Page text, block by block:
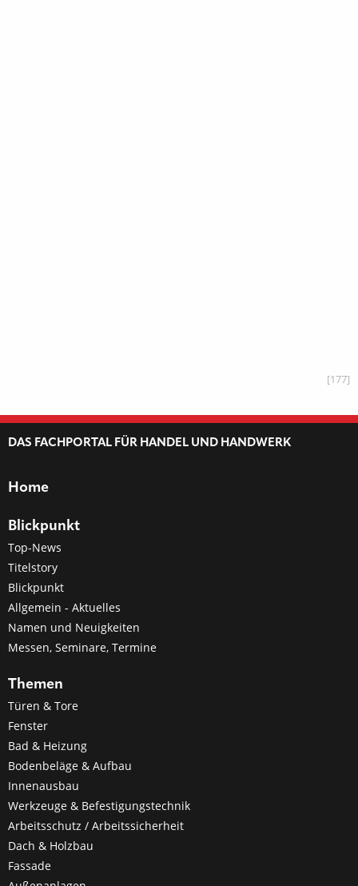
[177]
DAS FACHPORTAL FÜR HANDEL UND HANDWERK
Home
Blickpunkt
Top-News
Titelstory
Blickpunkt
Allgemein - Aktuelles
Namen und Neuigkeiten
Messen, Seminare, Termine
Themen
Türen & Tore
Fenster
Bad & Heizung
Bodenbeläge & Aufbau
Innenausbau
Werkzeuge & Befestigungstechnik
Arbeitsschutz / Arbeitssicherheit
Dach & Holzbau
Fassade